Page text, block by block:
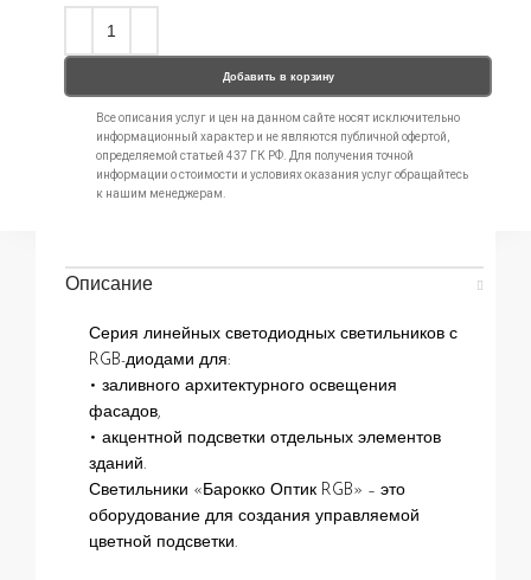
Добавить в корзину
Все описания услуг и цен на данном сайте носят исключительно
информационный характер и не являются публичной офертой,
определяемой статьей 437 ГК РФ. Для получения точной
информации о стоимости и условиях оказания услуг обращайтесь
к нашим менеджерам.
Описание
Серия линейных светодиодных светильников с
RGB-диодами для:
• заливного архитектурного освещения
фасадов,
• акцентной подсветки отдельных элементов
зданий.
Светильники «Барокко Оптик RGB» – это
оборудование для создания управляемой
цветной подсветки.